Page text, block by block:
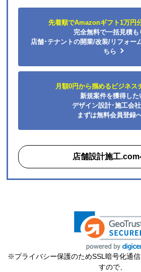
先着順でAmazonギフト1万円
完全無料で一括見積も
店舗･テナントの開業/改装/リフォー
ちら
月額0円から掴めるビジネス
新規案件を獲得した
デザイン設計･施工会
まずは無料会員登録
店舗設計施工.com
※プライバシー保護のためSSL暗号化通
すので、